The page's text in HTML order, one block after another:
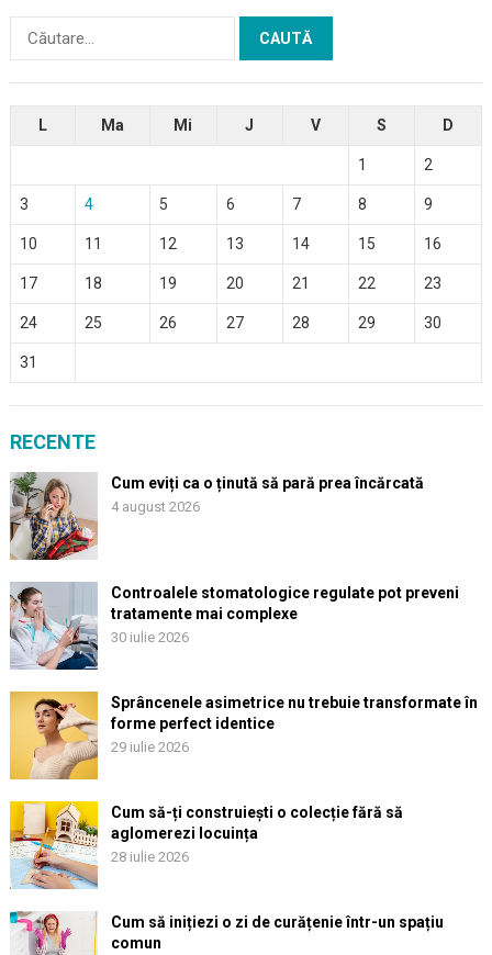
Caută
L Ma Mi J V S D
1 2
3 4 5 6 7 8 9
10 11 12 13 14 15 16
17 18 19 20 21 22 23
24 25 26 27 28 29 30
31
RECENTE
Cum eviți ca o ținută să pară prea încărcată
4 august 2026
Controalele stomatologice regulate pot preveni
tratamente mai complexe
30 iulie 2026
Sprâncenele asimetrice nu trebuie transformate în
forme perfect identice
29 iulie 2026
Cum să-ți construiești o colecție fără să
aglomerezi locuința
28 iulie 2026
Cum să inițiezi o zi de curățenie într-un spațiu
comun